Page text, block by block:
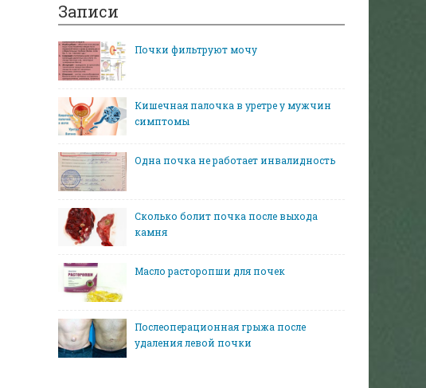
Записи
Почки фильтруют мочу
Кишечная палочка в уретре у мужчин
симптомы
Одна почка не работает инвалидность
Сколько болит почка после выхода
камня
Масло расторопши для почек
Послеоперационная грыжа после
удаления левой почки